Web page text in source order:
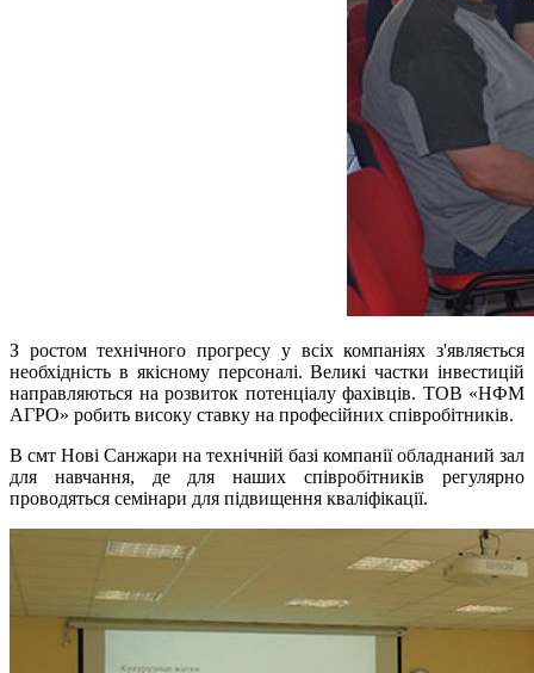
З ростом технічного прогресу у всіх компаніях з'являється
необхідність в якісному персоналі. Великі частки інвестицій
направляються на розвиток потенціалу фахівців. ТОВ «НФМ
АГРО» робить високу ставку на професійних співробітників.
В смт Нові Санжари на технічній базі компанії обладнаний зал
для навчання, де для наших співробітників регулярно
проводяться семінари для підвищення кваліфікації.